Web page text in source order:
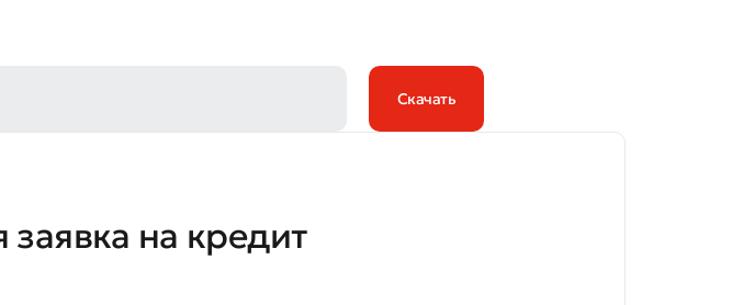
Скачать
на кредит